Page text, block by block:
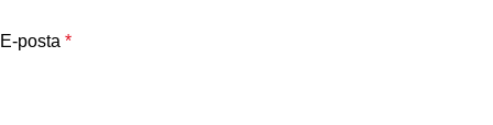
E-posta *